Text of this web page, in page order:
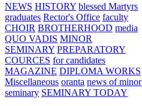
NEWS HISTORY blessed Martyrs
graduates Rector's Office faculty
CHOIR BROTHERHOOD media
QUO VADIS MINOR
SEMINARY PREPARATORY
COURCES for candidates
MAGAZINE DIPLOMA WORKS
Miscellaneous oranta news of minor
seminary SEMINARY TODAY